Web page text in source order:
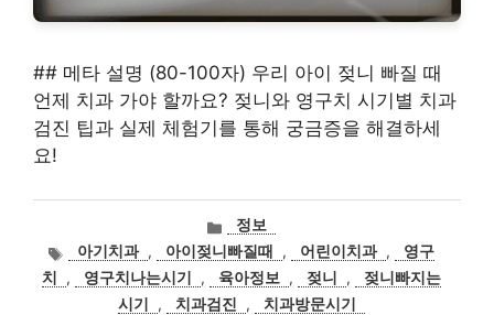
## 메타 설명 (80-100자) 우리 아이 젖니 빠질 때
언제 치과 가야 할까요? 젖니와 영구치 시기별 치과
검진 팁과 실제 체험기를 통해 궁금증을 해결하세
요!
카
테
고
리
정보
태아기치과 , 아이젖니빠질때 , 어린이치과 ,
영구
치
, 영구치나는시기 , 육아정보 , 젖니 ,
젖니빠지는
시기
, 치과검진 , 치과방문시기